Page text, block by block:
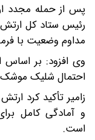
پس از حمله مجدد
رئیس ستاد کل ارتش
مداوم وضعیت با
وی افزود: بر اساس
احتمال شلیک موشک
زامیر تأکید کرد
و آمادگی کامل
است.